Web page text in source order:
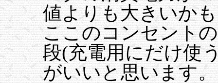
値よりも大きいか
ここのコンセント
段(充電用にだけ使
がいいと思います。